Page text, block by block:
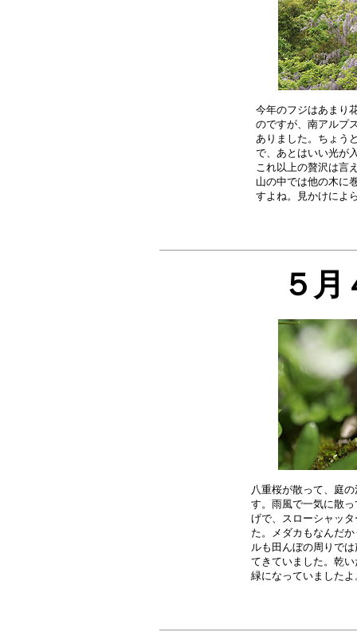
今年のフジはあまり
のですが、南アルプ
ありました。ちょう
で、あとはいい光が
これ以上の贅沢は言
山の中では他の木に
５月
八重桜が散って、庭
す。雨風で一気に散
げで、スローシャッ
た。メダカもなんだ
ルも田んぼの周りで
てきていました。乾